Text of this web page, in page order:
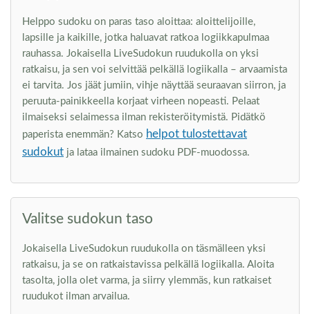
Helppo sudoku on paras taso aloittaa: aloittelijoille,
lapsille ja kaikille, jotka haluavat ratkoa logiikkapulmaa
rauhassa. Jokaisella LiveSudokun ruudukolla on yksi
ratkaisu, ja sen voi selvittää pelkällä logiikalla – arvaamista
ei tarvita. Jos jäät jumiin, vihje näyttää seuraavan siirron, ja
peruuta-painikkeella korjaat virheen nopeasti. Pelaat
ilmaiseksi selaimessa ilman rekisteröitymistä. Pidätkö
paperista enemmän? Katso helpot tulostettavat
sudokut ja lataa ilmainen sudoku PDF-muodossa.
Valitse sudokun taso
Jokaisella LiveSudokun ruudukolla on täsmälleen yksi
ratkaisu, ja se on ratkaistavissa pelkällä logiikalla. Aloita
tasolta, jolla olet varma, ja siirry ylemmäs, kun ratkaiset
ruudukot ilman arvailua.